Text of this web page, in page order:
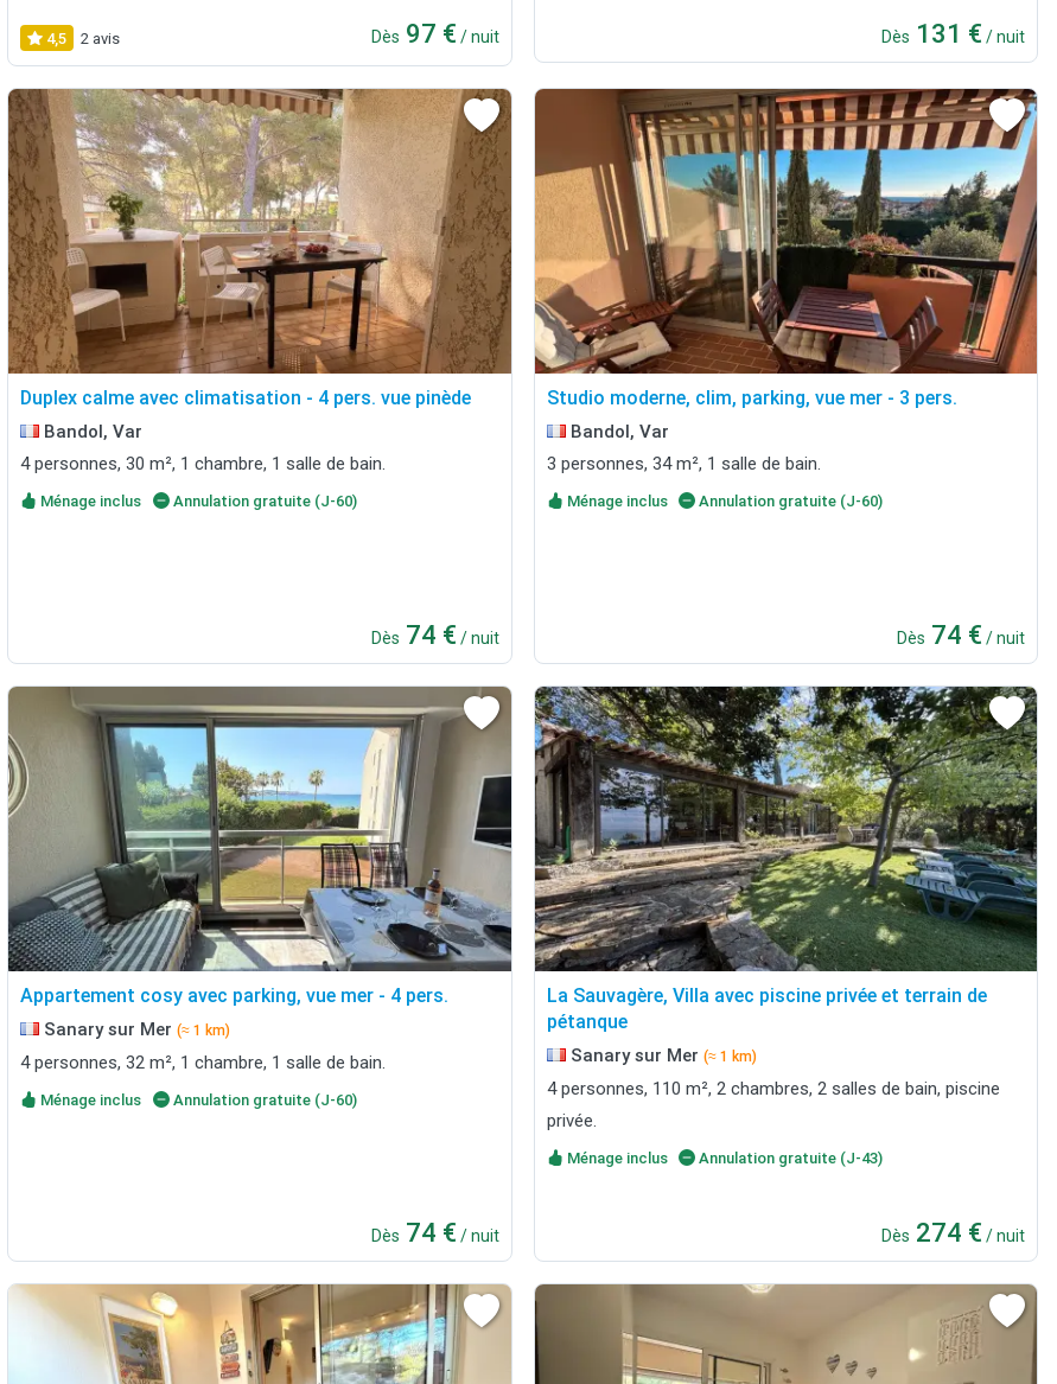
4,5 2 avis Dès 97 € / nuit Dès 131 € / nuit
Duplex calme avec climatisation - 4 pers. vue pinède
Bandol, Var
4 personnes, 30 m², 1 chambre, 1 salle de bain.
Ménage inclus Annulation gratuite (J-60)
Dès 74 € / nuit
Studio moderne, clim, parking, vue mer - 3 pers.
Bandol, Var
3 personnes, 34 m², 1 salle de bain.
Ménage inclus Annulation gratuite (J-60)
Dès 74 € / nuit
Appartement cosy avec parking, vue mer - 4 pers.
Sanary sur Mer(≈ 1 km)
4 personnes, 32 m², 1 chambre, 1 salle de bain.
Ménage inclus Annulation gratuite (J-60)
Dès 74 € / nuit
La Sauvagère, Villa avec piscine privée et terrain de
pétanque
Sanary sur Mer (≈ 1 km)
4 personnes, 110 m², 2 chambres, 2 salles de bain, piscine
privée.
Ménage inclus Annulation gratuite (J-43)
Dès 274 € / nuit